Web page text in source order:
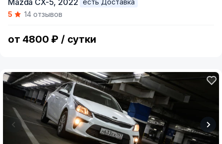
of
Mazda CX-5, 2022
есть Доставка
5
14 отзывов
от 4800 ₽ / сутки